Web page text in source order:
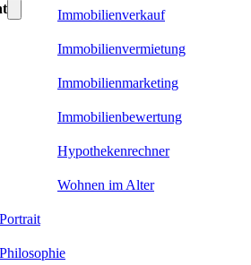
Immobilienverkauf
Immobilienvermietung
Immobilienmarketing
Immobilienbewertung
Hypothekenrechner
Wohnen im Alter
Portrait
Philosophie